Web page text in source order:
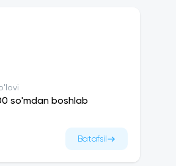
malaka oshirish balki,
so'mdan boshlab
Batafsil